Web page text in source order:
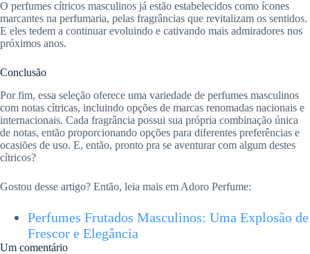
O perfumes cítricos masculinos já estão estabelecidos como ícones
marcantes na perfumaria, pelas fragrâncias que revitalizam os sentidos.
E eles tedem a continuar evoluindo e cativando mais admiradores nos
próximos anos.
Conclusão
Por fim, essa seleção oferece uma variedade de perfumes masculinos
com notas cítricas, incluindo opções de marcas renomadas nacionais e
internacionais. Cada fragrância possui sua própria combinação única
de notas, então proporcionando opções para diferentes preferências e
ocasiões de uso. E, então, pronto pra se aventurar com algum destes
cítricos?
Gostou desse artigo? Então, leia mais em Adoro Perfume:
Perfumes Frutados Masculinos: Uma Explosão de
Frescor e Elegância
Um comentário